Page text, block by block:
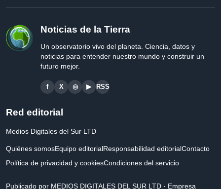
Noticias de la Tierra
Un observatorio vivo del planeta. Ciencia, datos y
noticias para entender nuestro mundo y construir un
futuro mejor.
f X ◎ ▶ RSS
Red editorial
Medios Digitales del Sur LTD
Quiénes somosEquipo editorialResponsabilidad editorialContacto
Política de privacidad y cookiesCondiciones del servicio
Publicado por MEDIOS DIGITALES DEL SUR LTD · Empresa